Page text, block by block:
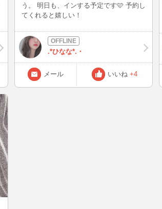
う。 明日も、インする予定です🩷 予約し
てくれると嬉しい！
.*ひなな*.・
メール いいね +4